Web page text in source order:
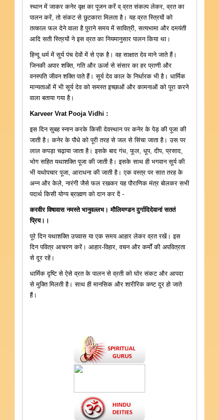
स्थान में जाकर कनेर वृक्ष का पूजन करें व् व्रत संकल्प लेकर, व्रत का
पालन करें, तो संकट से छुटकारा मिलता है। यह व्रत स्त्रियों को
तत्काल फल देने वाला है पुराने समय में सावित्री, सत्यभामा और दमयंती
आदि सती स्त्रियों ने इस व्रत का नियमानुसार पालन किया था।
हिन्दू धर्म में सूर्य पंच देवों में से एक है। वह साक्षात देव माने जाते हैं।
जिनकी अपार शक्ति, गति और ऊर्जा से संसार का हर प्राणी और
वनस्पति जीवन शक्ति पाते हैं। सूर्य देव काल के निर्धारक भी है। धार्मिक
मान्यताओं में भी सूर्य देव को समस्त इच्छाओं और कामनाओं को पूरा करने
वाला बताया गया है।
Karveer Vrat Pooja Vidhi :
इस दिन सुबह स्नान करके किसी देवस्थान पर कनेर के पेड़ की पूजा की
जाती है। कनेर के पौधे को पूरी तरह से जल से सिंचा जाता है। उस पर
लाल कपड़ा चढ़ाया जाता है। इसके बाद गंध, फूल, धूप, दीप, प्रसाद,
भोग सहित यथाशक्ति पूजा की जाती है। इसके साथ ही भगवान सूर्य की
भी यथोपचार पूजा, आराधना की जाती है। एक वस्त्र पर सात तरह के
अन्न और केले, नारंगी जैसे फल रखकर यह पौराणिक मंत्र बोलकर सभी
पदार्थ किसी योग्य ब्राह्मण को दान कर दें -
करवीर विषावास नमस्ते भानुवल्लभ। मौलिमण्डन दुर्गादिदेवानां सततं
प्रिय।।
पूरे दिन यथाशक्ति उपवास या एक समय आहार लेकर व्रत रखें। इस
दिन पवित्र आचरण करें। आहार-विहार, वचन और कर्मों की अपवित्रता
से दूर रहें।
धार्मिक दृष्टि से ऐसे व्रत के पालन से व्रती को घोर संकट और आपदा
से मुक्ति मिलती है। साथ ही मानसिक और शारीरिक कष्ट दूर हो जाते
हैं।